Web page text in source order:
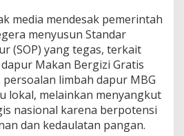
media mendesak pemerintah
menyusun Standar
(SOP) yang tegas, terkait
Makan Bergizi Gratis
limbah dapur MBG
lokal, melainkan menyangkut
nasional karena berpotensi
dan kedaulatan pangan.